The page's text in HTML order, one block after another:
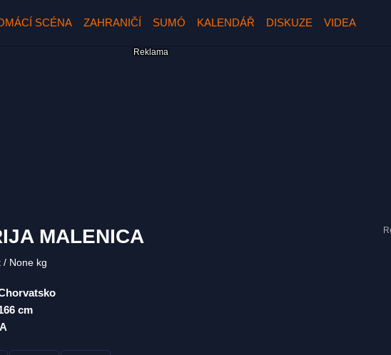
SCÉNA ZAHRANIČÍ SUMÓ KALENDÁŘ DISKUZE VIDEA
MALENICA
None kg
cm